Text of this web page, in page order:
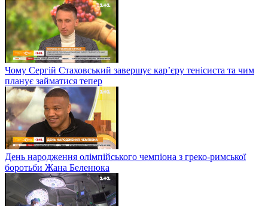
Чому Сергій Стаховський завершує кар’єру тенісиста та чим
планує займатися тепер
День народження олімпійського чемпіона з греко-римської
боротьби Жана Беленюка